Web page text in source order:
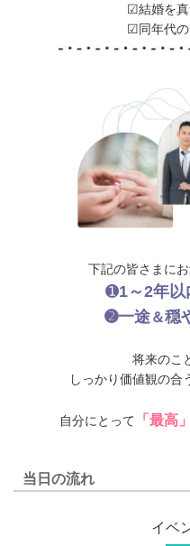
☑結婚を
☑同年代
下記の皆さまに
➊1～2年以
➋一途＆穏
将来のこ
しっかり価値観の合
自分にとって 「最高」
当日の流れ
イベ